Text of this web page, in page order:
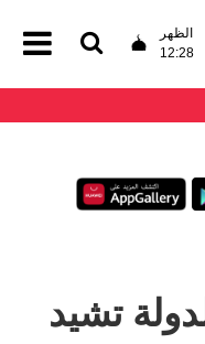
الظهر
12:28
تشيد